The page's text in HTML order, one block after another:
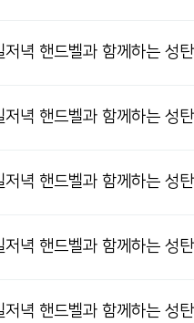
녁 핸드벨과 함께하는 성
녁 핸드벨과 함께하는 성
녁 핸드벨과 함께하는 성
녁 핸드벨과 함께하는 성
녁 핸드벨과 함께하는 성